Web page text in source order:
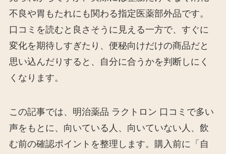
不良や胃もたれにも関わる指定医薬部外品です。
口コミを読むと良さそうに見える一方で、すぐに
変化を期待しすぎたり、便秘向けだけの商品だと
思い込んだりすると、自分に合うかを判断しにく
くなります。
この記事では、明治薬品 ラクトロン 口コミで多い
声をもとに、向いている人、向いていない人、飲
む前の確認ポイントを整理します。購入前に「自